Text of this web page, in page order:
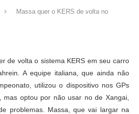
Massa quer o KERS de volta no
de volta o sistema KERS em seu carro
A equipe italiana, que ainda não
utilizou o dispositivo nos GPs
mas optou por não usar no de Xangai,
problemas. Massa, que vai largar na